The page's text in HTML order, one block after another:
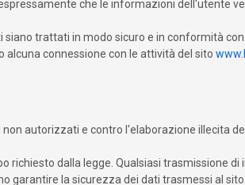
che le informazioni dell'utente
trattati in modo sicuro e in conformità
connessione con le attività del sito
autorizzati e contro l'elaborazione illecita
dalla legge. Qualsiasi trasmissione
la sicurezza dei dati trasmessi al